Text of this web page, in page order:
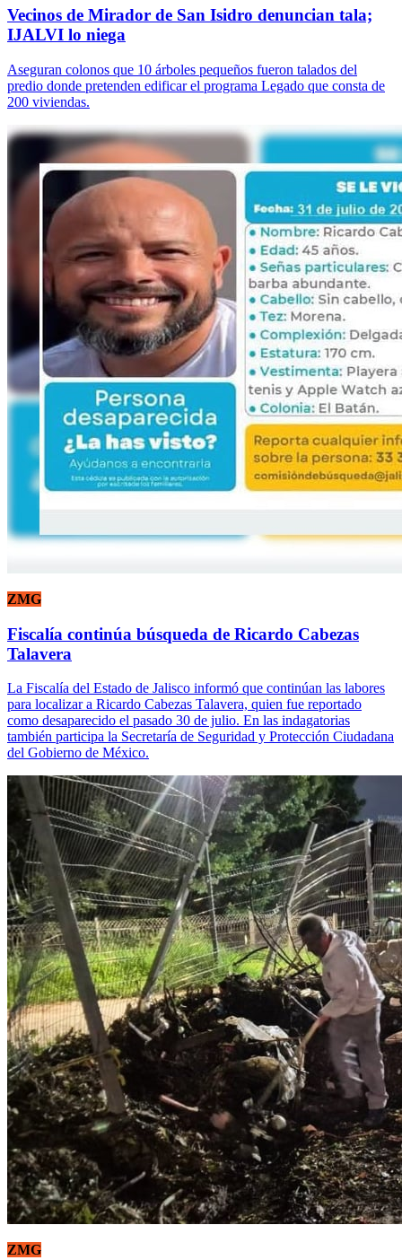
Vecinos de Mirador de San Isidro denuncian tala;
IJALVI lo niega
Aseguran colonos que 10 árboles pequeños fueron talados del
predio donde pretenden edificar el programa Legado que consta de
200 viviendas.
ZMG
Fiscalía continúa búsqueda de Ricardo Cabezas
Talavera
La Fiscalía del Estado de Jalisco informó que continúan las labores
para localizar a Ricardo Cabezas Talavera, quien fue reportado
como desaparecido el pasado 30 de julio. En las indagatorias
también participa la Secretaría de Seguridad y Protección Ciudadana
del Gobierno de México.
ZMG